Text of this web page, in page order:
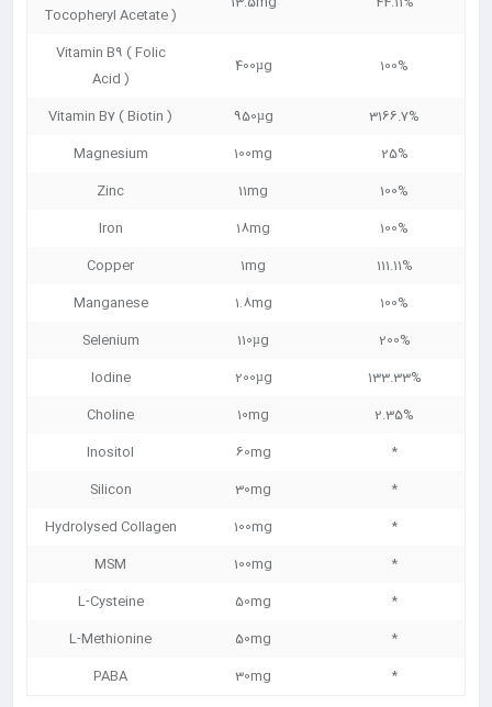
Tocopheryl Acetate )
100%
400µg
Vitamin B9 ( Folic
Acid )
3166.7%
950µg
Vitamin B7 ( Biotin )
25%
100mg
Magnesium
100%
11mg
Zinc
100%
18mg
Iron
111.11%
1mg
Copper
100%
1.8mg
Manganese
200%
110µg
Selenium
133.33%
200µg
Iodine
2.35%
10mg
Choline
*
60mg
Inositol
*
30mg
Silicon
*
100mg
Hydrolysed Collagen
*
100mg
MSM
*
50mg
L-Cysteine
*
50mg
L-Methionine
*
30mg
PABA